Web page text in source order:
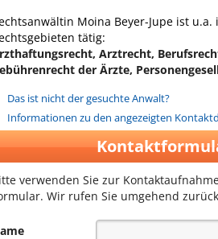
Moina Beyer-Jupe ist
tätig:
Arztrecht,
der Ärzte,
Das ist nicht der gesuchte Anwalt?
Informationen zu den angezeigten
verwenden Sie zur
Wir rufen Sie umgehend